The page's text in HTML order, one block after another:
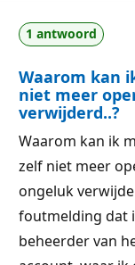
1 antwoord
Waarom kan
niet meer
verwijderd..?
Waarom kan ik
zelf niet meer
ongeluk
foutmelding dat
beheerder van